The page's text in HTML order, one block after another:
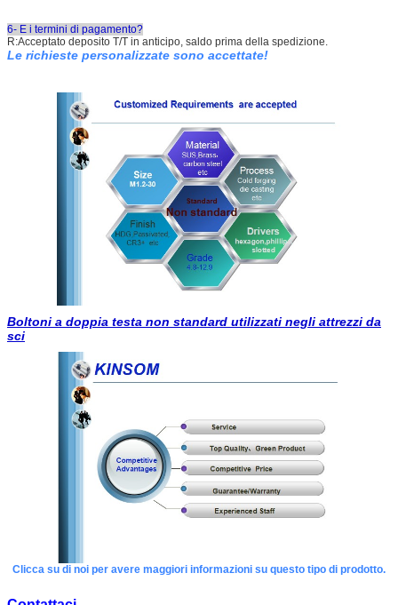
6- E i termini di pagamento?
R:Acceptato deposito T/T in anticipo, saldo prima della spedizione.
Le richieste personalizzate sono accettate!
Boltoni a doppia testa non standard utilizzati negli attrezzi da
sci
Clicca su di noi per avere maggiori informazioni su questo tipo di prodotto.